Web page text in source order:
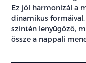
Ez jól harmonizál a
dinamikus
szintén lenyűgöző,
össze a nappali